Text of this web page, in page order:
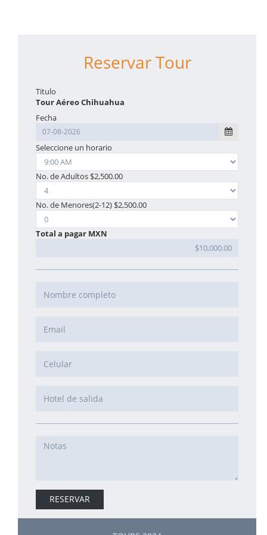
Reservar Tour
Titulo
Tour Aéreo Chihuahua
Fecha
Seleccione un horario
No. de Adultos $2,500.00
No. de Menores(2-12) $2,500.00
Total a pagar MXN
RESERVAR